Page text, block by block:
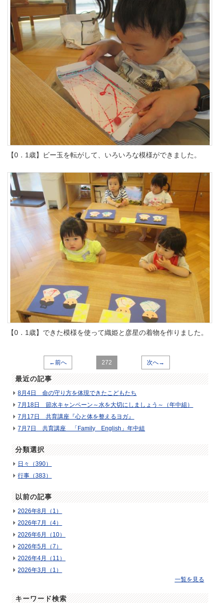
【0．1歳】ビー玉を転がして、いろいろな模様ができました。
【0．1歳】できた模様を使って織姫と彦星の着物を作りました。
←前へ 272 次へ→
最近の記事
8月4日 命の守り方を体現できたこどもたち
7月18日 節水キャンペーン～水を大切にしましょう～（年中組）
7月17日 共育講座『心と体を整えるヨガ』
7月7日 共育講座 「Family English」年中組
分類選択
日々（390）
行事（383）
以前の記事
2026年8月（1）
2026年7月（4）
2026年6月（10）
2026年5月（7）
2026年4月（11）
2026年3月（1）
一覧を見る
キーワード検索